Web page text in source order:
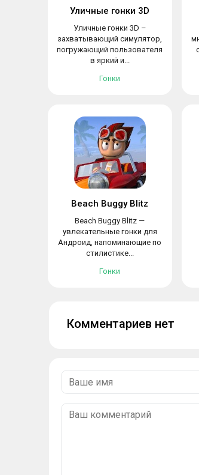
Уличные гонки 3D
Уличные гонки 3D –
захватывающий симулятор,
погружающий пользователя
в яркий и...
Гонки
Beach Buggy Blitz
Beach Buggy Blitz —
увлекательные гонки для
Андроид, напоминающие по
стилистике...
Гонки
Комментариев нет